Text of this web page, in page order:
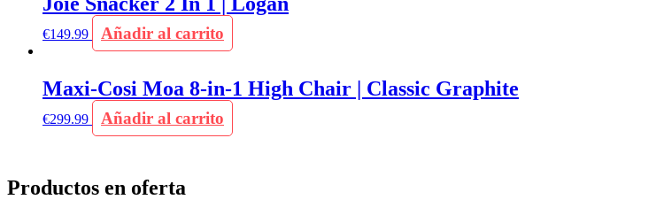
€149.99 Añadir al carrito
Maxi-Cosi Moa 8-in-1 High Chair | Classic Graphite
€299.99 Añadir al carrito
Productos en oferta